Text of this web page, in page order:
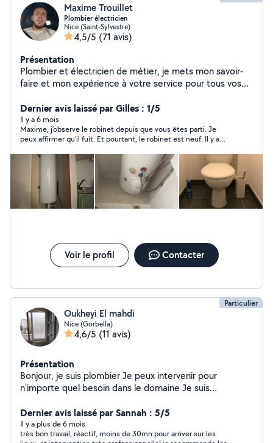
Maxime Trouillet
Plombier électricien
Nice (Saint-Sylvestre)
4,5/5 (71 avis)
Présentation
Plombier et électricien de métier, je mets mon savoir-
faire et mon expérience à votre service pour tous vos
Dernier avis laissé par Gilles : 1/5
Il y a 6 mois
Maxime, j’observe le robinet depuis que vous êtes parti. Je
peux affirmer qu’il fuit. Et pourtant, le robinet est neuf. Il y a
humide. Pensez-vous vraiment que cela mérite 40 euros ? Je
suis obligée de trouver quelqu’un pour refaire votre travail. J’ai
peur que le mur s’abîme. La première fois, il y a cinq ans, vous
aviez bien fait votre travail. Cette fois-ci, vous vous en êtes
moqué. Vous avez profité du fait que je suis étrangère et que
mon mari n’était pas à la maison. Vous n’avez même pas vérifié
travail.Je n’ai pas touché au robinet. J’ai simplement découpé
les éléments décoratifs et je les ai remis en place en
haut.ARNAQUE A EVITER.
Voir le profil Contacter
Particulier
Oukheyi El mahdi
Nice (Gorbella)
4,6/5 (11 avis)
Présentation
Bonjour, je suis plombier Je peux intervenir pour
n'importe quel besoin dans le domaine Je suis
Dernier avis laissé par Sannah : 5/5
Il y a plus de 6 mois
très bon travail, réactif, moins de 30mn pour arriver sur les